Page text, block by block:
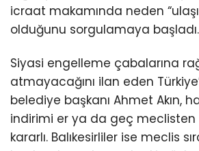
icraat makamında neden
olduğunu sorgulamaya başladı.
Siyasi engelleme çabalarına
atmayacağını ilan eden
belediye başkanı Ahmet Akın,
indirimi er ya da geç
kararlı. Balıkesirliler ise meclis